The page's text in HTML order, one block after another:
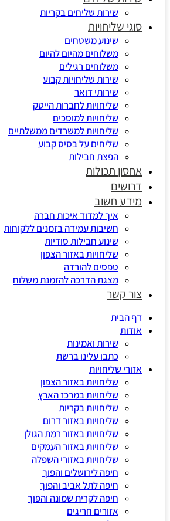
שירות שליחים בקריות
סוגי שליחויות
שינוע משטחים
משלוחים מהיום להיום
משלוחים רגילים
שירות שליחויות קבוע
שירותי דואר
שליחויות לחברות הייטק
שליחויות למוסכים
שליחויות למשרדים ממשלתיים
שליחים על בסיס קבוע
הפצת חבילות
אחסון תכולות
דרושים
מידע חשוב
איך למדוד איכות חברה
חשיבות עמידה בזמנים ללקוחות
שינוע חבילות סודיות
שליחויות באזור הצפון
טפסים להורדה
מצגת הדרכה להזמנת משלוח
צור קשר
דף הבית
אודות
שירות ואמינות
כתבו עלינו ברשת
אזורי שליחויות
שליחויות באזור הצפון
שליחויות במרכז הארץ
שליחויות בקריות
שליחויות באזור דרום
שליחויות באזור רמת הגולן
שליחויות באזור העמקים
שליחויות באזורי השפלה
חיפה לירושלים והפוך
חיפה לתל אביב והפוך
חיפה לקרית שמונה והפוך
אזורים חריגים